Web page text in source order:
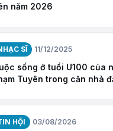
năm 2026
SĨ 11/12/2025
sống ở tuổi U100 của
Tuyên trong căn nhà
HỘI 03/08/2026